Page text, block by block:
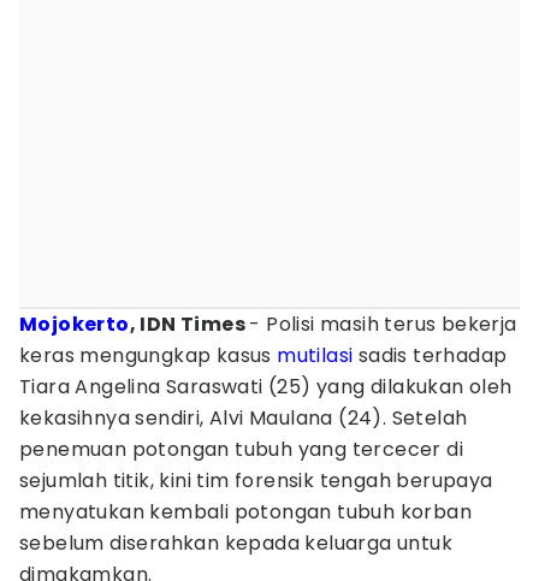
Mojokerto, IDN Times- Polisi masih terus bekerja
keras mengungkap kasus mutilasi sadis terhadap
Tiara Angelina Saraswati (25) yang dilakukan oleh
kekasihnya sendiri, Alvi Maulana (24). Setelah
penemuan potongan tubuh yang tercecer di
sejumlah titik, kini tim forensik tengah berupaya
menyatukan kembali potongan tubuh korban
sebelum diserahkan kepada keluarga untuk
dimakamkan.